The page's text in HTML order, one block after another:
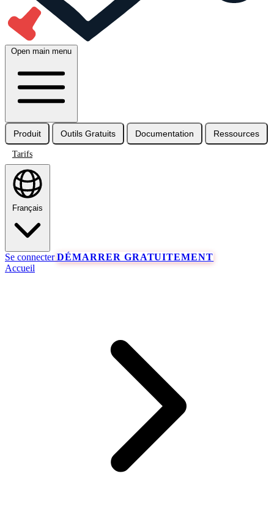
Open main menu
Produit Outils Gratuits Documentation Ressources
Tarifs
Français
Se connecterDÉMARRER GRATUITEMENT
Accueil